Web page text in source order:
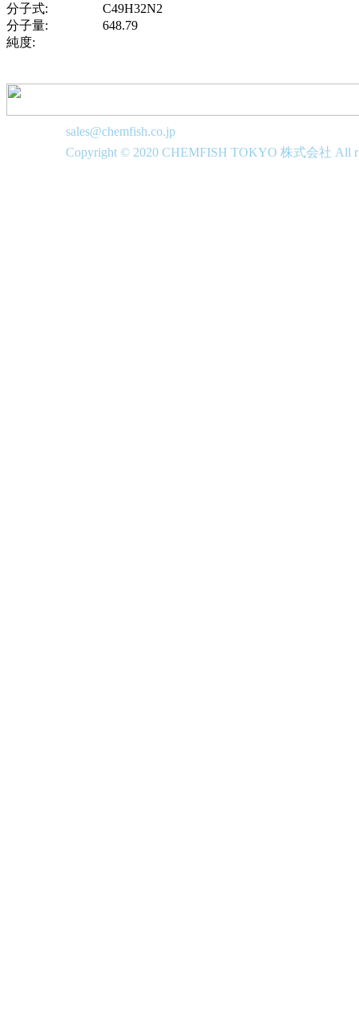
分子式:
C49H32N2
分子量:
648.79
純度:
sales@chemfish.co.jp
Copyright © 2020 CHEMFISH TOKYO 株式会社 All